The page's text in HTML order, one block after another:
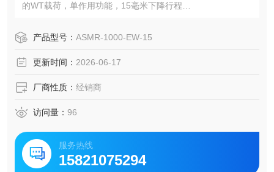
的WT载荷，单作用功能，15毫米下降行程
产品型号： ASMR-1000-EW-15
更新时间： 2026-06-17
厂商性质： 经销商
访问量： 96
服务热线
15821075294